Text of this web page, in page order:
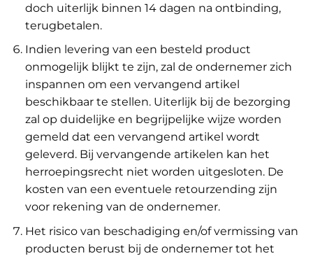
doch uiterlijk binnen 14 dagen na ontbinding,
terugbetalen.
Indien levering van een besteld product
onmogelijk blijkt te zijn, zal de ondernemer zich
inspannen om een vervangend artikel
beschikbaar te stellen. Uiterlijk bij de bezorging
zal op duidelijke en begrijpelijke wijze worden
gemeld dat een vervangend artikel wordt
geleverd. Bij vervangende artikelen kan het
herroepingsrecht niet worden uitgesloten. De
kosten van een eventuele retourzending zijn
voor rekening van de ondernemer.
Het risico van beschadiging en/of vermissing van
producten berust bij de ondernemer tot het